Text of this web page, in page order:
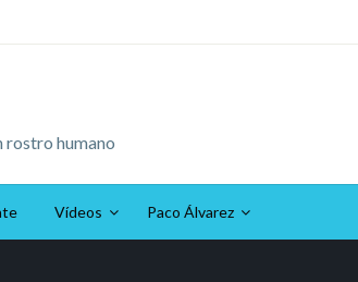
rostro humano
Vídeos Paco Álvarez